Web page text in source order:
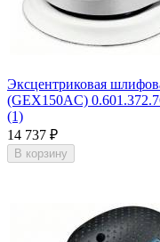
Эксцентриковая
(GEX150AC)
(1)
14 737 ₽
В корзину